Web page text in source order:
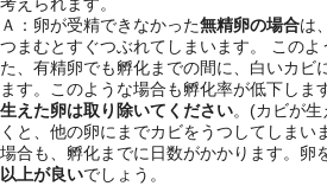
考えられます。
Ａ：卵が受精できなかった無精卵の場合は
つまむとすぐつぶれてしまいます。 このよ
た、有精卵でも孵化までの間に、白いカビ
ます。このような場合も孵化率が低下しま
生えた卵は取り除いてください。(カビが
くと、他の卵にまでカビをうつしてしまい
場合も、孵化までに日数がかかります。卵
以上が良いでしょう。